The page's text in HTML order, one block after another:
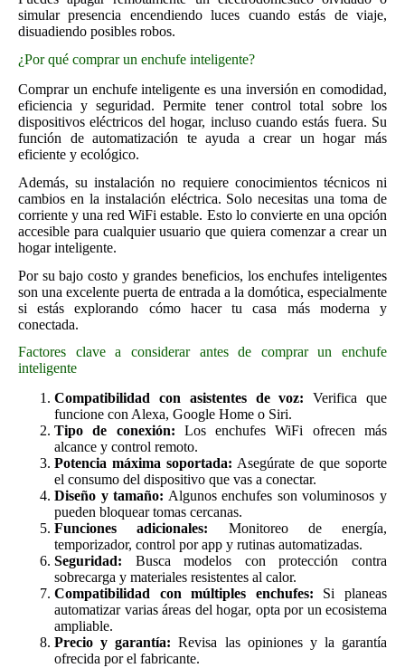
simular presencia encendiendo luces cuando estás de viaje,
disuadiendo posibles robos.
¿Por qué comprar un enchufe inteligente?
Comprar un enchufe inteligente es una inversión en comodidad,
eficiencia y seguridad. Permite tener control total sobre los
dispositivos eléctricos del hogar, incluso cuando estás fuera. Su
función de automatización te ayuda a crear un hogar más
eficiente y ecológico.
Además, su instalación no requiere conocimientos técnicos ni
cambios en la instalación eléctrica. Solo necesitas una toma de
corriente y una red WiFi estable. Esto lo convierte en una opción
accesible para cualquier usuario que quiera comenzar a crear un
hogar inteligente.
Por su bajo costo y grandes beneficios, los enchufes inteligentes
son una excelente puerta de entrada a la domótica, especialmente
si estás explorando cómo hacer tu casa más moderna y
conectada.
Factores clave a considerar antes de comprar un enchufe
inteligente
Compatibilidad con asistentes de voz: Verifica que
funcione con Alexa, Google Home o Siri.
Tipo de conexión: Los enchufes WiFi ofrecen más
alcance y control remoto.
Potencia máxima soportada: Asegúrate de que soporte
el consumo del dispositivo que vas a conectar.
Diseño y tamaño: Algunos enchufes son voluminosos y
pueden bloquear tomas cercanas.
Funciones adicionales: Monitoreo de energía,
temporizador, control por app y rutinas automatizadas.
Seguridad: Busca modelos con protección contra
sobrecarga y materiales resistentes al calor.
Compatibilidad con múltiples enchufes: Si planeas
automatizar varias áreas del hogar, opta por un ecosistema
ampliable.
Precio y garantía: Revisa las opiniones y la garantía
ofrecida por el fabricante.